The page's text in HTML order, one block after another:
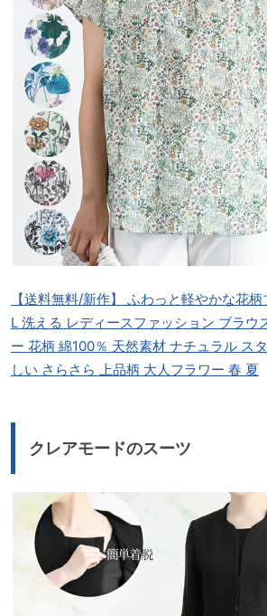
【送料無料/新作】 ふわっと軽やかな花
L 洗える レディースファッション ブラウ
ー 花柄 綿100％ 天然素材 ナチュラル ス
しい さらさら 上品柄 大人フラワー 春 夏
クレアモードのスーツ